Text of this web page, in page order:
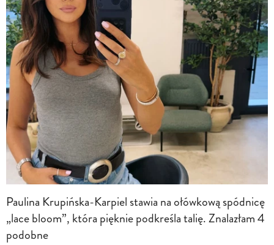
Paulina Krupińska-Karpiel stawia na ołówkową spódnicę
„lace bloom”, która pięknie podkreśla talię. Znalazłam 4
podobne